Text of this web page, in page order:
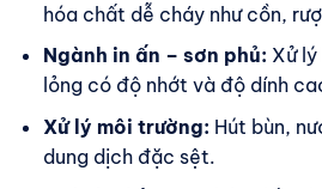
hóa chất dễ cháy như cồn,
Ngành in ấn – sơn phủ: Xử
lỏng có độ nhớt và độ dính
Xử lý môi trường: Hút bùn,
dung dịch đặc sệt.